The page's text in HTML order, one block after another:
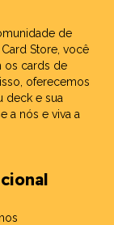
de
Store, você
os cards de
oferecemos
deck e sua
a nós e viva a